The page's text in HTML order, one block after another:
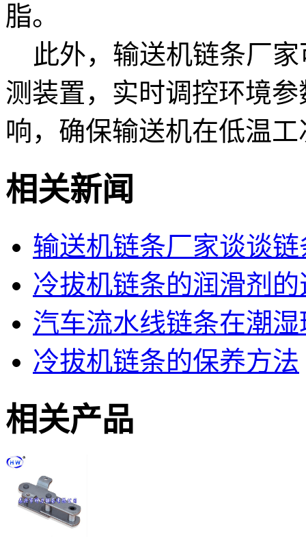
脂。
此外，输送机链条厂家
测装置，实时调控环境
响，确保输送机在低温
相关新闻
输送机链条厂家谈谈
冷拔机链条的润滑剂的
汽车流水线链条在潮
冷拔机链条的保养方法
相关产品